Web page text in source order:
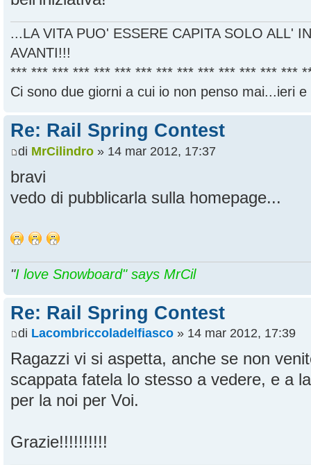
...LA VITA PUO' ESSERE CAPITA SOLO ALL'
AVANTI!!!
*** *** *** *** *** *** *** *** *** *** *** *** *** ***
Ci sono due giorni a cui io non penso mai...ieri
Re: Rail Spring Contest
di MrCilindro » 14 mar 2012, 17:37
bravi
vedo di pubblicarla sulla homepage...
"I love Snowboard" says MrCil
Re: Rail Spring Contest
di Lacombriccoladelfiasco » 14 mar 2012, 17:39
Ragazzi vi si aspetta, anche se non
scappata fatela lo stesso a vedere, e a
per la noi per Voi.
Grazie!!!!!!!!!!